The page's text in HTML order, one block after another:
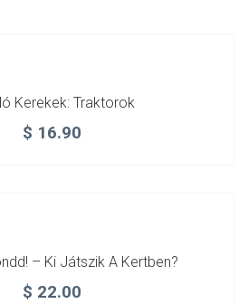
Kerekek: Traktorok
$ 16.90
– Ki Játszik A Kertben?
$ 22.00